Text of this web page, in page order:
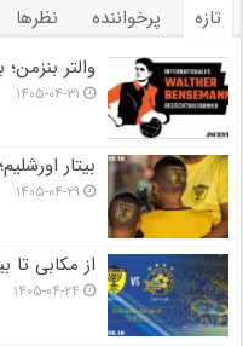
تازه پرخواننده نظرها
والتر
۱۴۰۵-۰۴-۳۱
بیتار
۱۴۰۵-۰۴-۲۹
از مکابی
۱۴۰۵-۰۴-۲۴